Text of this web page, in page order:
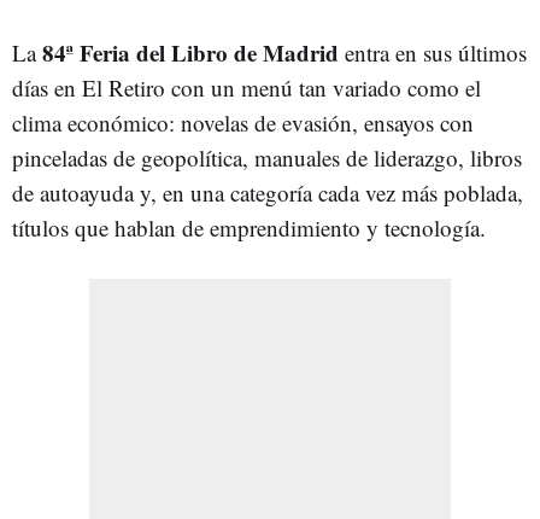
La84ª Feria del Libro de Madrid entra en sus últimos
días en El Retiro con un menú tan variado como el
clima económico: novelas de evasión, ensayos con
pinceladas de geopolítica, manuales de liderazgo, libros
de autoayuda y, en una categoría cada vez más poblada,
títulos que hablan de emprendimiento y tecnología.